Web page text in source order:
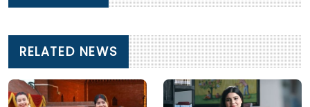
RELATED NEWS